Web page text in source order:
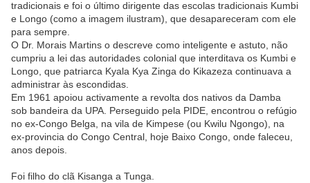
tradicionais e foi o último dirigente das escolas tradicionais Kumbi
e Longo (como a imagem ilustram), que desapareceram com ele
para sempre.
O Dr. Morais Martins o descreve como inteligente e astuto, não
cumpriu a lei das autoridades colonial que interditava os Kumbi e
Longo, que patriarca Kyala Kya Zinga do Kikazeza continuava a
administrar às escondidas.
Em 1961 apoiou activamente a revolta dos nativos da Damba
sob bandeira da UPA. Perseguido pela PIDE, encontrou o refúgio
no ex-Congo Belga, na vila de Kimpese (ou Kwilu Ngongo), na
ex-provincia do Congo Central, hoje Baixo Congo, onde faleceu,
anos depois.
Foi filho do clã Kisanga a Tunga.